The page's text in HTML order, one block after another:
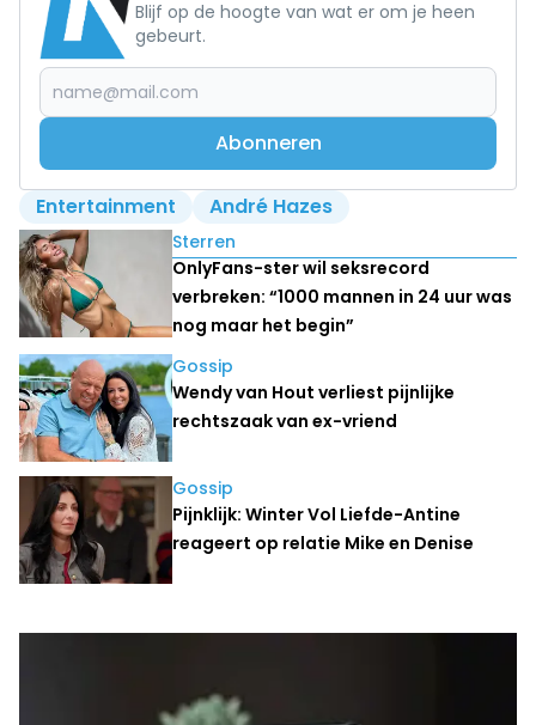
Blijf op de hoogte van wat er om je heen
gebeurt.
Abonneren
Entertainment André Hazes
Lees ook
Sterren
OnlyFans-ster wil seksrecord
verbreken: “1000 mannen in 24 uur was
nog maar het begin”
Gossip
Wendy van Hout verliest pijnlijke
rechtszaak van ex-vriend
Gossip
Pijnklijk: Winter Vol Liefde-Antine
reageert op relatie Mike en Denise
Laatste nieuws